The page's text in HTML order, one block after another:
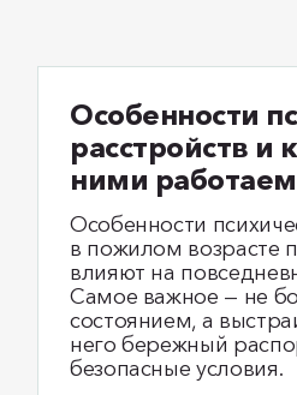
Особенности
расстройств и
ними
Особенности
в пожилом возрасте
влияют на
Самое важное — не
состоянием, а
него бережный
безопасные условия.